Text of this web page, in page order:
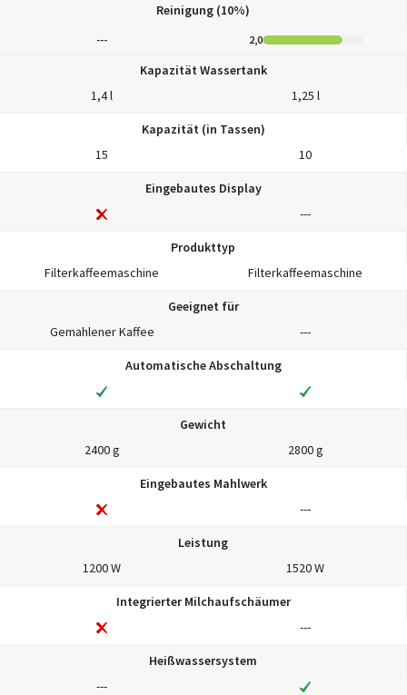
Reinigung (10%)
--- 2,0
Kapazität Wassertank
1,4 l
1,25 l
Kapazität (in Tassen)
15
10
Eingebautes Display
---
Produkttyp
Filterkaffeemaschine
Filterkaffeemaschine
Geeignet für
Gemahlener Kaffee
---
Automatische Abschaltung
Gewicht
2400 g
2800 g
Eingebautes Mahlwerk
---
Leistung
1200 W
1520 W
Integrierter Milchaufschäumer
---
Heißwassersystem
---